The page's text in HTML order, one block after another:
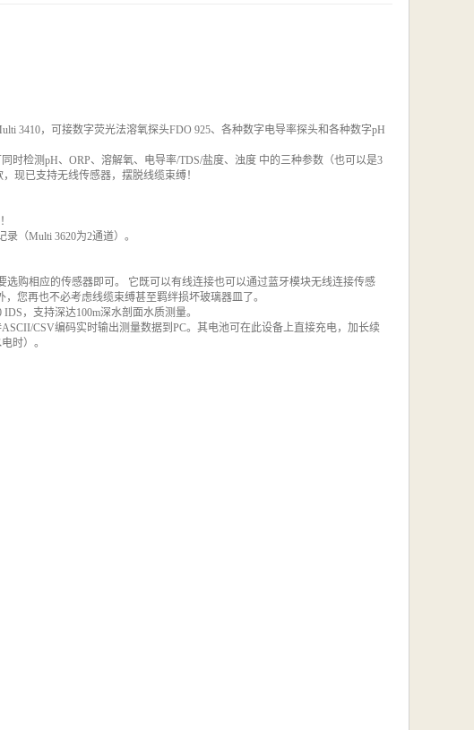
3410，可接数字荧光法溶氧探头FDO 925、各种数字电导率探头和各种数字pH
时检测pH、 ORP、溶解氧、电导率/TDS/盐度、浊度 中的三种参数（也可以是3
，现已支持无线传感器，摆脱线缆束缚！
录（Multi 3620为2通道）。
购相应的传感器即可。
它既可以有线连接也可以通过蓝牙模块无线连接传感
您再也不必考虑线缆束缚甚至羁绊损坏玻璃器皿了。
IDS ，支持深达100m深水剖面水质测量。
ASCII/CSV编码实时输出测量数据到 PC。其电池可在此设备上直接充电，加长续
时）。